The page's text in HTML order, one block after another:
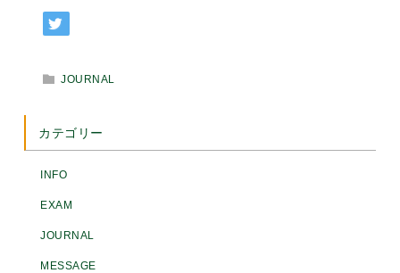
JOURNAL
カテゴリー
INFO
EXAM
JOURNAL
MESSAGE